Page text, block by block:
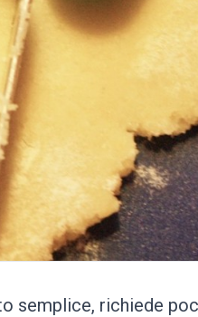
semplice, richiede